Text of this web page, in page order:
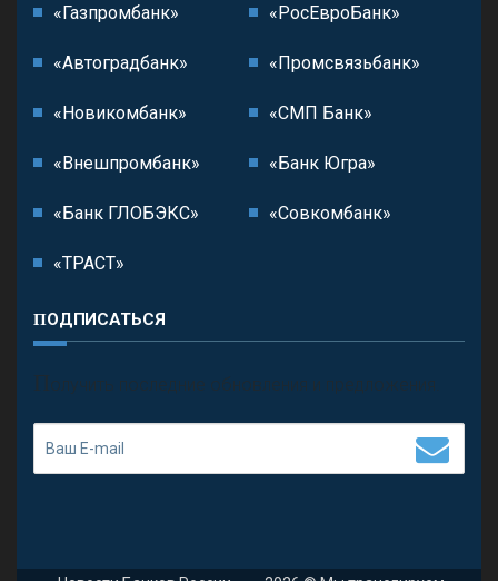
«Газпромбанк» «РосЕвроБанк»
«Автоградбанк» «Промсвязьбанк»
«Новикомбанк» «СМП Банк»
«Внешпромбанк» «Банк Югра»
«Банк ГЛОБЭКС» «Совкомбанк»
«ТРАСТ»
ПОДПИСАТЬСЯ
П олучить последние обновления и предложения.